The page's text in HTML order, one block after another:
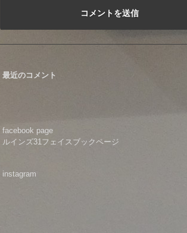
最近のコメント
facebook page
ルインズ31フェイスブックページ
instagram